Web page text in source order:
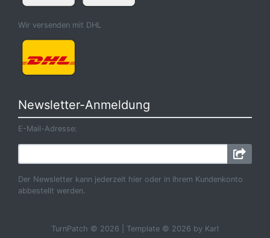
Wir versenden mit DHL
Newsletter-Anmeldung
E-Mail-Adresse:
Der Newsletter kann jederzeit hier oder in Ihrem Kundenkonto
abbestellt werden.
TurnPatch © 2026 | Template © 2026 by Karl